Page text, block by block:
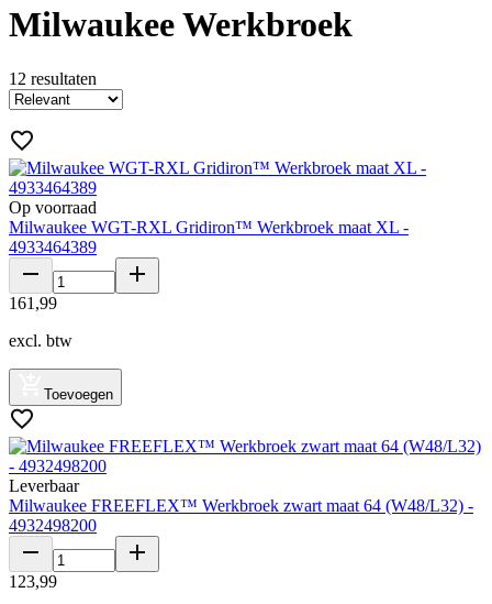
Milwaukee Werkbroek
12 resultaten
Op voorraad
Milwaukee WGT-RXL Gridiron™ Werkbroek maat XL -
4933464389
161 ,99
excl. btw
Toevoegen
Leverbaar
Milwaukee FREEFLEX™ Werkbroek zwart maat 64 (W48/L32) -
4932498200
123,99